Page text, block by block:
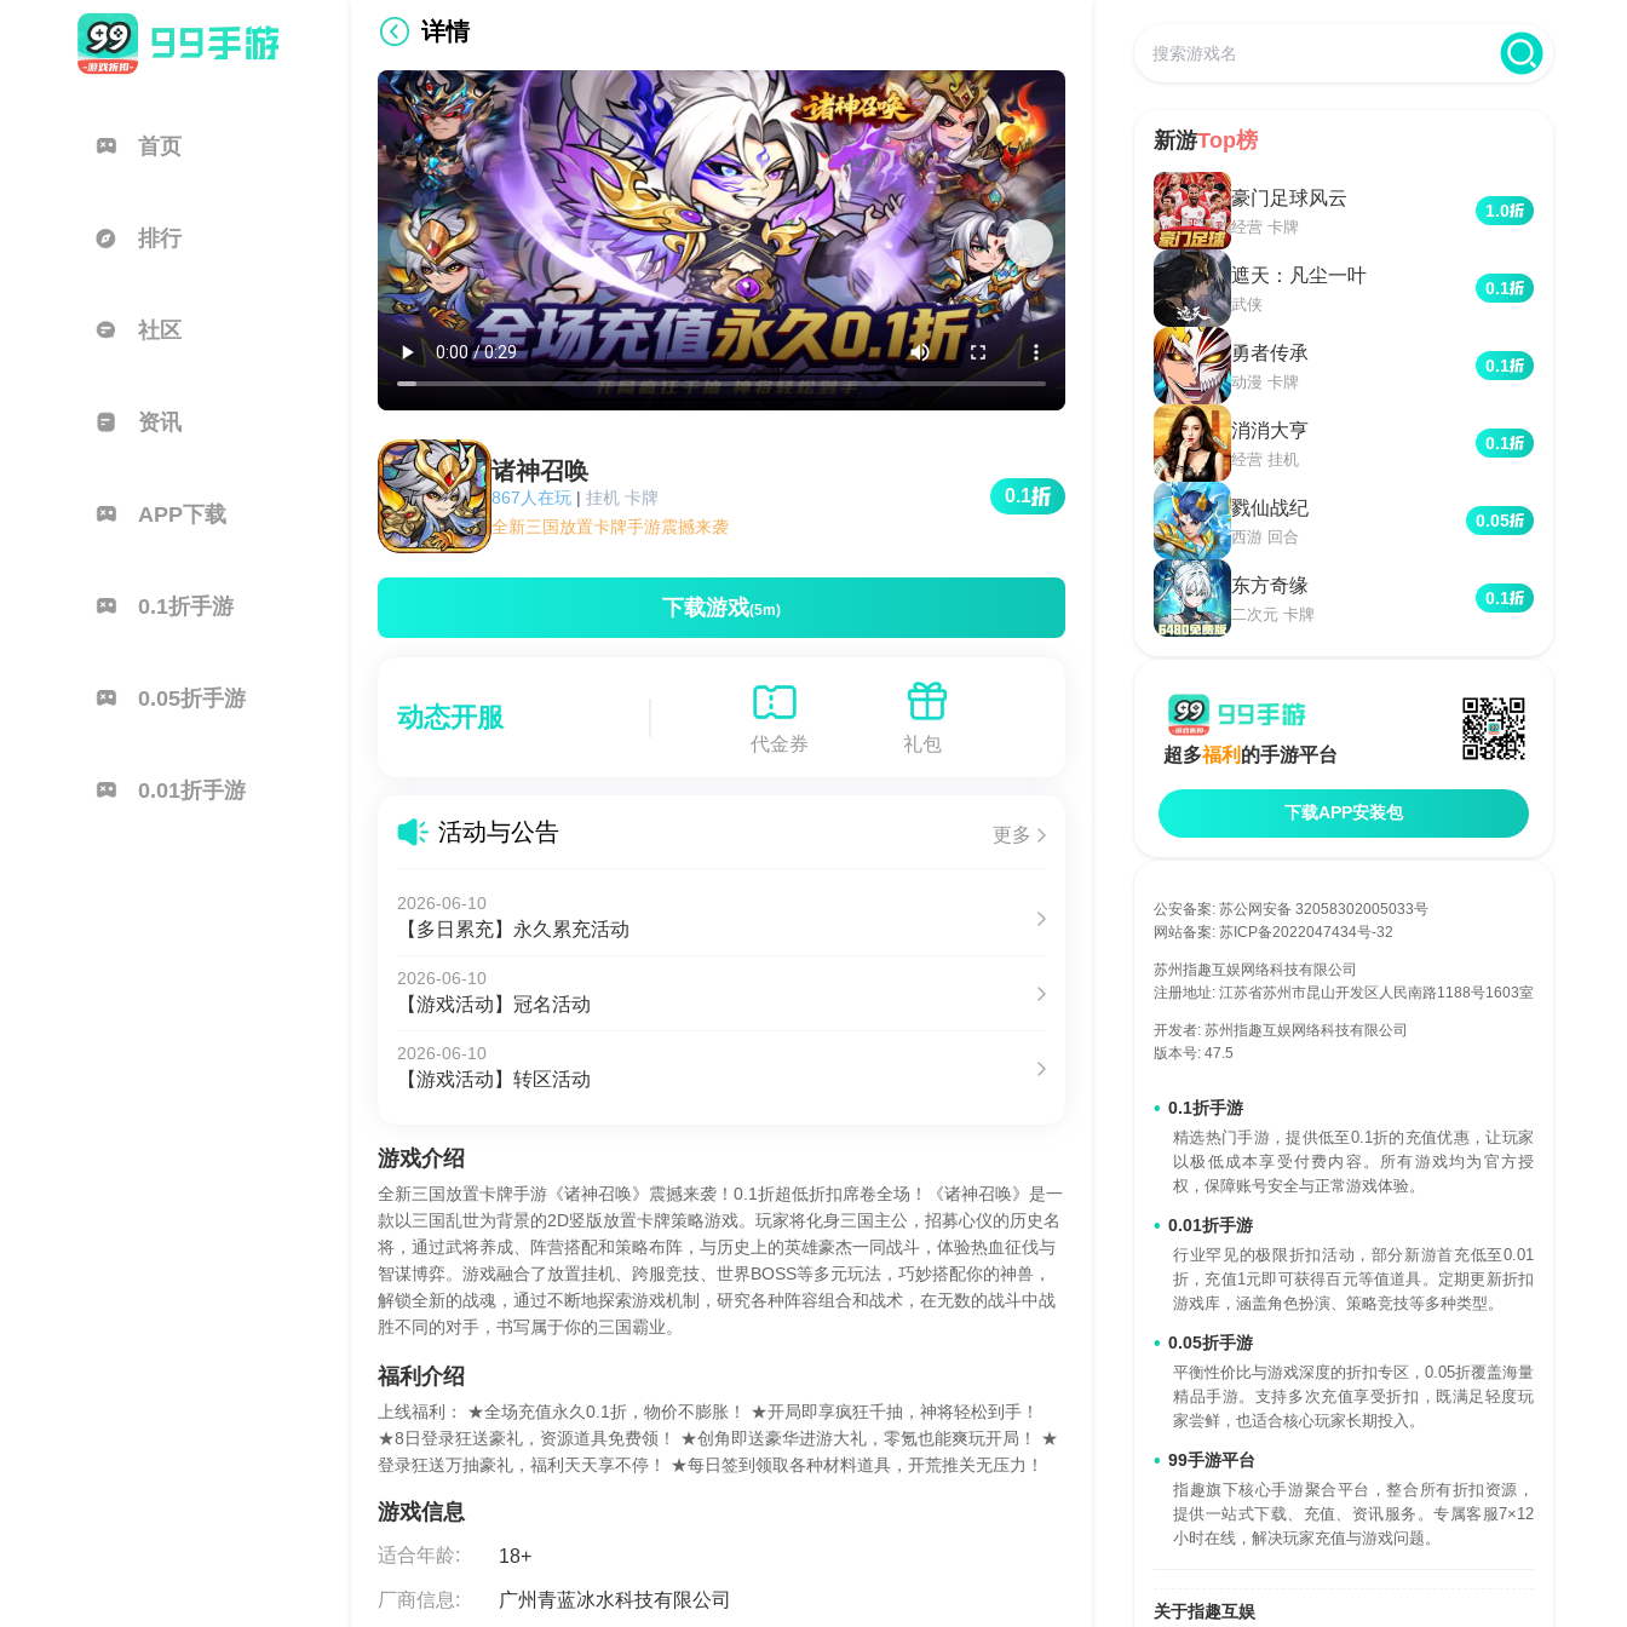
首页
排行
社区
资讯
APP下载
0.1折手游
0.05折手游
0.01折手游
详情
诸神召唤
867人在玩 | 挂机 卡牌
全新三国放置卡牌手游震撼来袭
0.1
下载游戏(5m)
动态开服
代金券 礼包
活动与公告 更多
2026-06-10
【多日累充】永久累充活动
2026-06-10
【游戏活动】冠名活动
2026-06-10
【游戏活动】转区活动
游戏介绍
全新三国放置卡牌手游《诸神召唤》震撼来袭！0.1折超低折扣席卷全场！《诸神召唤》是一
款以三国乱世为背景的2D竖版放置卡牌策略游戏。玩家将化身三国主公，招募心仪的历史名
将，通过武将养成、阵营搭配和策略布阵，与历史上的英雄豪杰一同战斗，体验热血征伐与
智谋博弈。游戏融合了放置挂机、跨服竞技、世界BOSS等多元玩法，巧妙搭配你的神兽，
解锁全新的战魂，通过不断地探索游戏机制，研究各种阵容组合和战术，在无数的战斗中战
胜不同的对手，书写属于你的三国霸业。
福利介绍
上线福利： ★全场充值永久0.1折，物价不膨胀！ ★开局即享疯狂千抽，神将轻松到手！
★8日登录狂送豪礼，资源道具免费领！ ★创角即送豪华进游大礼，零氪也能爽玩开局！ ★
登录狂送万抽豪礼，福利天天享不停！ ★每日签到领取各种材料道具，开荒推关无压力！
游戏信息
适合年龄: 18+
厂商信息: 广州青蓝冰水科技有限公司
新游Top榜
豪门足球风云
经营 卡牌
1.0
遮天：凡尘一叶
武侠
0.1
勇者传承
动漫 卡牌
0.1
消消大亨
经营 挂机
0.1
戮仙战纪
西游 回合
0.05
东方奇缘
二次元 卡牌
0.1
超多福利 的手游平台
下载APP安装包
公安备案: 苏公网安备 32058302005033号
网站备案: 苏ICP备2022047434号-32
增值电信业务经营许可证: 苏B2-20170289
苏州指趣互娱网络科技有限公司
注册地址: 江苏省苏州市昆山开发区人民南路1188号1603室
开发者: 苏州指趣互娱网络科技有限公司
版本号: 47.5
0.1折手游
精选热门手游，提供低至0.1折的充值优惠，让玩家
以极低成本享受付费内容。所有游戏均为官方授
权，保障账号安全与正常游戏体验。
0.01折手游
行业罕见的极限折扣活动，部分新游首充低至0.01
折，充值1元即可获得百元等值道具。定期更新折扣
游戏库，涵盖角色扮演、策略竞技等多种类型。
0.05折手游
平衡性价比与游戏深度的折扣专区，0.05折覆盖海量
精品手游。支持多次充值享受折扣，既满足轻度玩
家尝鲜，也适合核心玩家长期投入。
99手游平台
指趣旗下核心手游聚合平台，整合所有折扣资源，
提供一站式下载、充值、资讯服务。专属客服7×12
小时在线，解决玩家充值与游戏问题。
关于指趣互娱